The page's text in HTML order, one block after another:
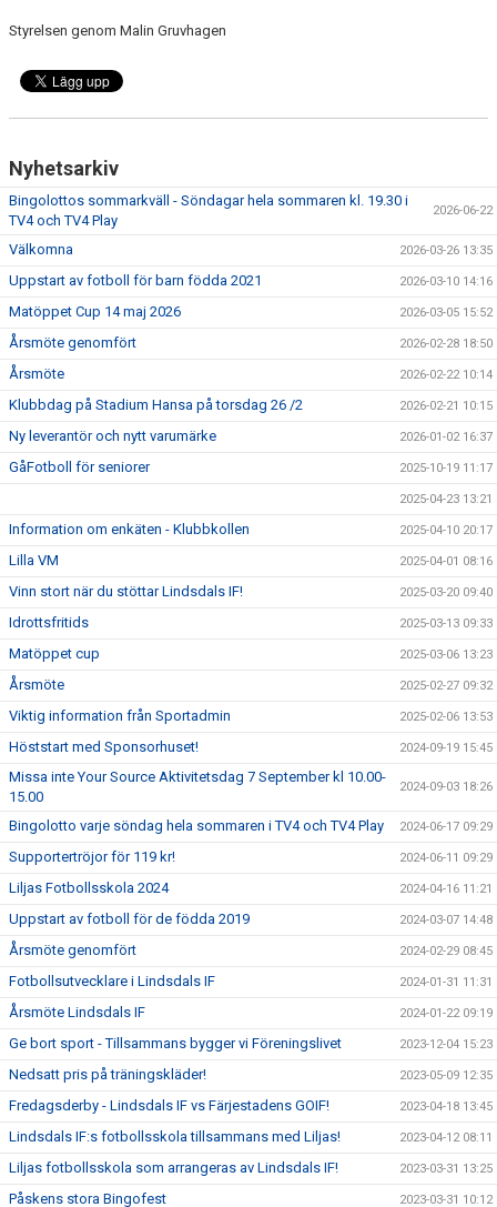
Styrelsen genom Malin Gruvhagen
Nyhetsarkiv
Bingolottos sommarkväll - Söndagar hela sommaren kl. 19.30 i
TV4 och TV4 Play
2026-06-22
Välkomna 2026-03-26 13:35
Uppstart av fotboll för barn födda 2021 2026-03-10 14:16
Matöppet Cup 14 maj 2026 2026-03-05 15:52
Årsmöte genomfört 2026-02-28 18:50
Årsmöte 2026-02-22 10:14
Klubbdag på Stadium Hansa på torsdag 26 /2 2026-02-21 10:15
Ny leverantör och nytt varumärke 2026-01-02 16:37
GåFotboll för seniorer 2025-10-19 11:17
2025-04-23 13:21
Information om enkäten - Klubbkollen 2025-04-10 20:17
Lilla VM 2025-04-01 08:16
Vinn stort när du stöttar Lindsdals IF! 2025-03-20 09:40
Idrottsfritids 2025-03-13 09:33
Matöppet cup 2025-03-06 13:23
Årsmöte 2025-02-27 09:32
Viktig information från Sportadmin 2025-02-06 13:53
Höststart med Sponsorhuset! 2024-09-19 15:45
Missa inte Your Source Aktivitetsdag 7 September kl 10.00-
15.00
2024-09-03 18:26
Bingolotto varje söndag hela sommaren i TV4 och TV4 Play 2024-06-17 09:29
Supportertröjor för 119 kr! 2024-06-11 09:29
Liljas Fotbollsskola 2024 2024-04-16 11:21
Uppstart av fotboll för de födda 2019 2024-03-07 14:48
Årsmöte genomfört 2024-02-29 08:45
Fotbollsutvecklare i Lindsdals IF 2024-01-31 11:31
Årsmöte Lindsdals IF 2024-01-22 09:19
Ge bort sport - Tillsammans bygger vi Föreningslivet 2023-12-04 15:23
Nedsatt pris på träningskläder! 2023-05-09 12:35
Fredagsderby - Lindsdals IF vs Färjestadens GOIF! 2023-04-18 13:45
Lindsdals IF:s fotbollsskola tillsammans med Liljas! 2023-04-12 08:11
Liljas fotbollsskola som arrangeras av Lindsdals IF! 2023-03-31 13:25
Påskens stora Bingofest 2023-03-31 10:12